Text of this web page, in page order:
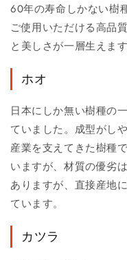
60年の寿命しかない樹
ご使用いただける高品
と美しさが一層生えま
ホオ
日本にしか無い樹種の
ていました。成型がし
産業を支えてきた樹種
いますが、材質の優劣
ありますが、直接産地
ています。
カツラ